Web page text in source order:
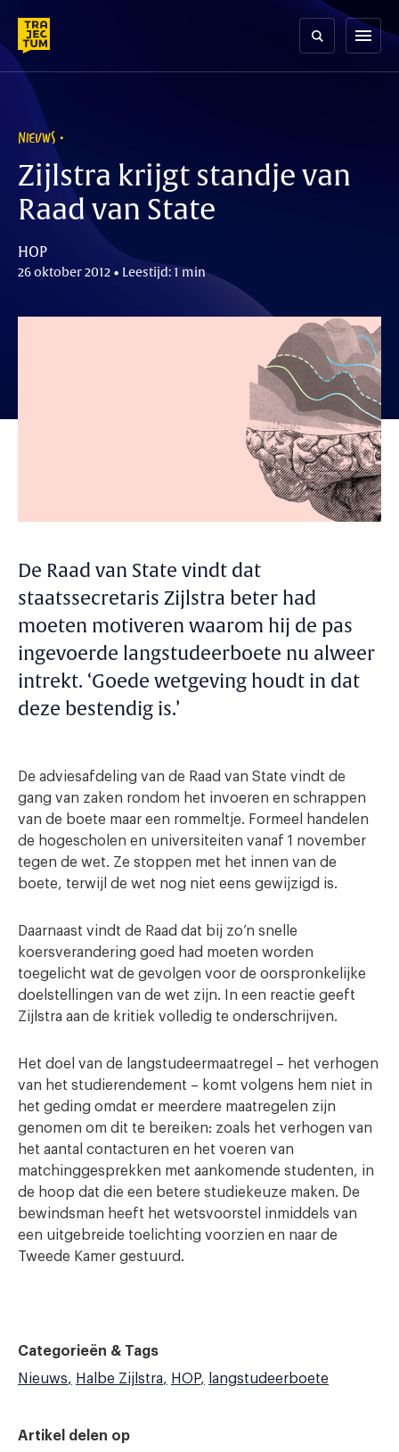
content
menu
NIEUWS
Zijlstra krijgt standje van
Raad van State
HOP
26 oktober 2012 • Leestijd: 1 min
De Raad van State vindt dat
staatssecretaris Zijlstra beter had
moeten motiveren waarom hij de pas
ingevoerde langstudeerboete nu alweer
intrekt. ‘Goede wetgeving houdt in dat
deze bestendig is.’
De adviesafdeling van de Raad van State vindt de
gang van zaken rondom het invoeren en schrappen
van de boete maar een rommeltje. Formeel handelen
de hogescholen en universiteiten vanaf 1 november
tegen de wet. Ze stoppen met het innen van de
boete, terwijl de wet nog niet eens gewijzigd is.
Daarnaast vindt de Raad dat bij zo’n snelle
koersverandering goed had moeten worden
toegelicht wat de gevolgen voor de oorspronkelijke
doelstellingen van de wet zijn. In een reactie geeft
Zijlstra aan de kritiek volledig te onderschrijven.
Het doel van de langstudeermaatregel – het verhogen
van het studierendement – komt volgens hem niet in
het geding omdat er meerdere maatregelen zijn
genomen om dit te bereiken: zoals het verhogen van
het aantal contacturen en het voeren van
matchinggesprekken met aankomende studenten, in
de hoop dat die een betere studiekeuze maken. De
bewindsman heeft het wetsvoorstel inmiddels van
een uitgebreide toelichting voorzien en naar de
Tweede Kamer gestuurd.
Categorieën & Tags
Nieuws
Halbe Zijlstra HOP langstudeerboete
Artikel delen op